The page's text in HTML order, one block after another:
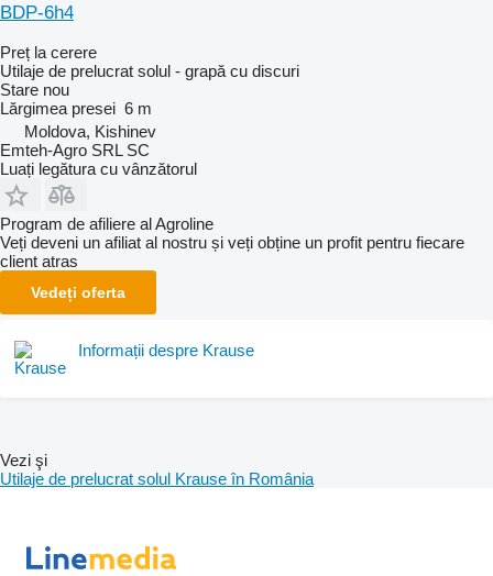
BDP-6h4
Preț la cerere
Utilaje de prelucrat solul - grapă cu discuri
Stare nou
Lărgimea presei 6 m
Moldova, Kishinev
Emteh-Agro SRL SC
Luați legătura cu vânzătorul
Program de afiliere al Agroline
Veți deveni un afiliat al nostru și veți obține un profit pentru fiecare
client atras
Vedeți oferta
Informații despre Krause
Vezi şi
Utilaje de prelucrat solul Krause în România